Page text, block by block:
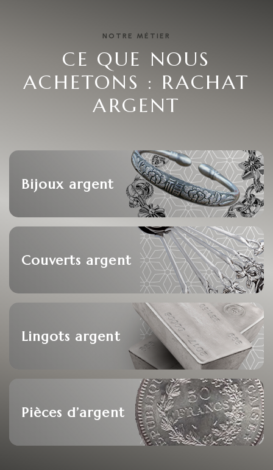
NOTRE MÉTIER
CE QUE NOUS
ACHETONS : RACHAT
ARGENT
Bijoux argent
Couverts argent
Lingots argent
Pièces d’argent